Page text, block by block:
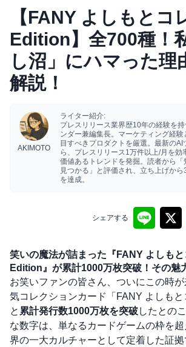
【FANY よしもとコ
Edition】全700種！
し沼」にハマった理
解説！
AKIMOTO
ライター紹介:
プレスリリース業界歴10年の経験を
ンダー兼編集長。マーケティング経
目すべきプロダクトを厳選。最新の
ら、プレスリリース1万件以上/月を効
価値あるトレンドを発掘。読者から
見つかる」と評価され、立ち上げか
を達成。
シェアする
笑いの魔法が詰まった『FANY よしも
Edition』が累計1000万枚突破！その魅
お笑いファンの皆さん、ついにこの時
気コレクションカード「FANY よしも
と 累計発行数1000万枚を突破したとの
な数字は、単なるカードゲームの枠を
界の一大カルチャーとして定着した証拠